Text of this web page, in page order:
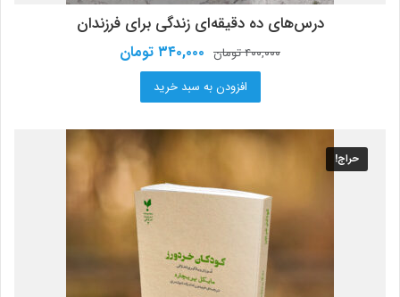
درس‌های ده دقیقه‌ای زندگی برای فرزندان
۴۰۰,۰۰۰تومان قیمت
اصلی:
۴۰۰,۰۰۰ تومان
بود.
۳۴۰,۰۰۰ تومان
افزودن به سبد خرید
حراج!